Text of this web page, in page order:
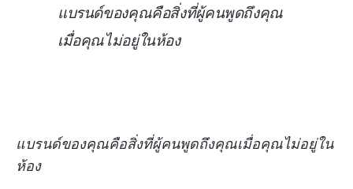
แบรนด์ของคุณคือสิ่งที่ผู้คนพูดถึงคุณ
เมื่อคุณไม่อยู่ในห้อง
แบรนด์ของคุณคือสิ่งที่ผู้คนพูดถึงคุณเมื่อคุณไม่อยู่ใน
ห้อง